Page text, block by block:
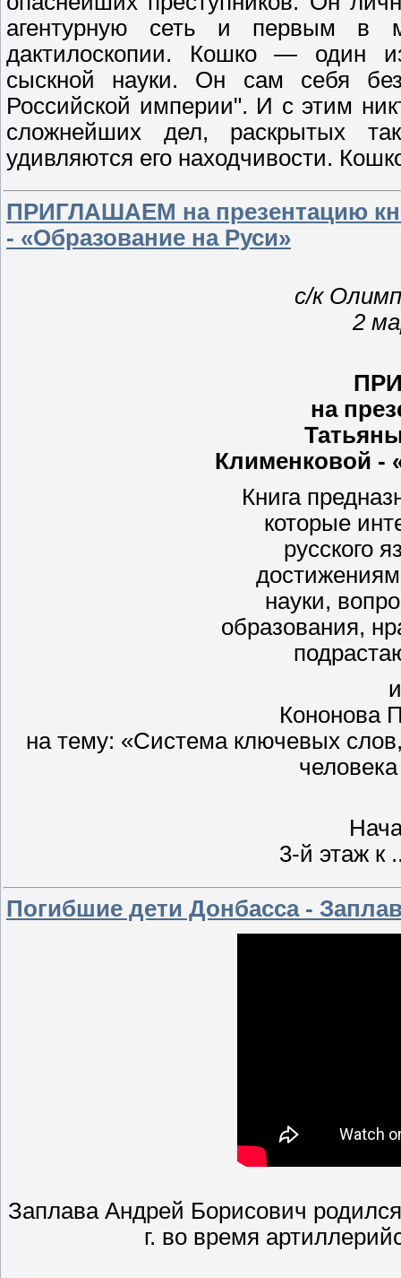
агентурную сеть и первым в
дактилоскопии. Кошко — один
сыскной науки. Он сам себя
Российской империи". И с этим
сложнейших дел, раскрытых
удивляются его находчивости.
ПРИГЛАШАЕМ на презентацию
- «Образование на Руси»
с/к
2
на
Клименковой -
Книга
которые
русского
науки,
образования,
Кононова
на тему: «Система ключевых
3-й этаж к
Погибшие дети Донбасса -
Заплава Андрей Борисович родился
г. во время